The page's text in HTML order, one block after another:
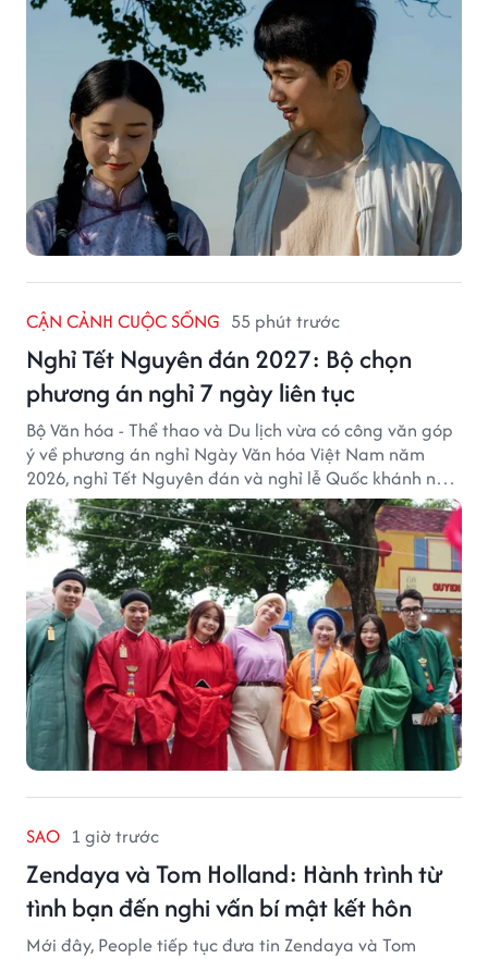
CẬN CẢNH CUỘC SỐNG 55 phút trước
Nghỉ Tết Nguyên đán 2027: Bộ chọn
phương án nghỉ 7 ngày liên tục
Bộ Văn hóa - Thể thao và Du lịch vừa có công văn góp
ý về phương án nghỉ Ngày Văn hóa Việt Nam năm
2026, nghỉ Tết Nguyên đán và nghỉ lễ Quốc khánh năm
2027.
SAO 1 giờ trước
Zendaya và Tom Holland: Hành trình từ
tình bạn đến nghi vấn bí mật kết hôn
Mới đây, People tiếp tục đưa tin Zendaya và Tom